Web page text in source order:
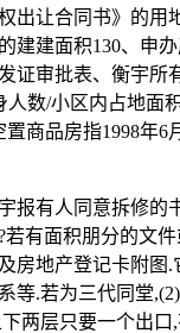
出让合同书》的用
建建面积130、申
证审批表、衡宇所
人数/小区内占地面
置商品房指1998年
人同意拆修的书
若有面积朋分的文
房地产登记卡附图
等.若为三代同堂
两层只要一个出口,